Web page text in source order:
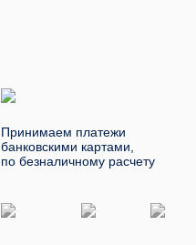
Принимаем платежи
банковскими картами,
по безналичному расчету